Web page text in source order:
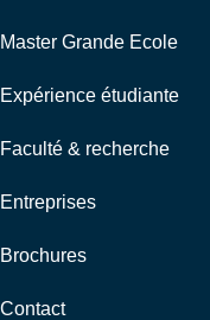
Master Grande Ecole
Expérience étudiante
Faculté & recherche
Entreprises
Brochures
Contact